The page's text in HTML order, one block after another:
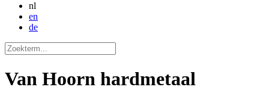
nl
en
de
Van Hoorn hardmetaal